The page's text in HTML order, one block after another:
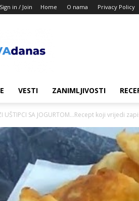
Sign in / Join Home O nama Privacy Policy
VESTI ZANIMLJIVOSTI
UŠTIPCI SA JOGURTOM…Recept koji vrijedi